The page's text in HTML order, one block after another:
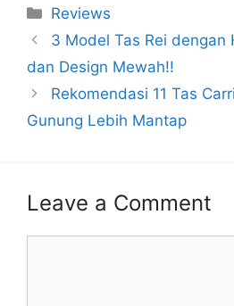
Categories
Reviews
3 Model Tas Rei dengan
dan Design Mewah!!
Rekomendasi 11 Tas
Gunung Lebih Mantap
Leave a Comment